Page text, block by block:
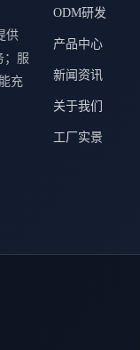
供
；服
充
ODM研发
产品中心
新闻资讯
关于我们
工厂实景